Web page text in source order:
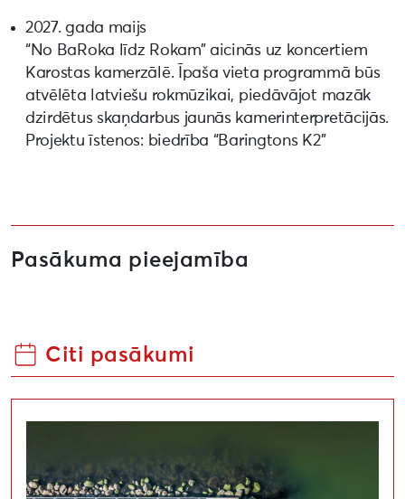
2027. gada maijs
“No BaRoka līdz Rokam” aicinās uz koncertiem
Karostas kamerzālē. Īpaša vieta programmā būs
atvēlēta latviešu rokmūzikai, piedāvājot mazāk
dzirdētus skaņdarbus jaunās kamerinterpretācijās.
Projektu īstenos: biedrība “Baringtons K2”
Pasākuma pieejamība
Citi pasākumi